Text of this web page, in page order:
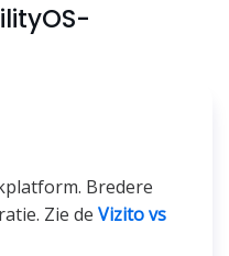
Bredere
Zie de Vizito vs